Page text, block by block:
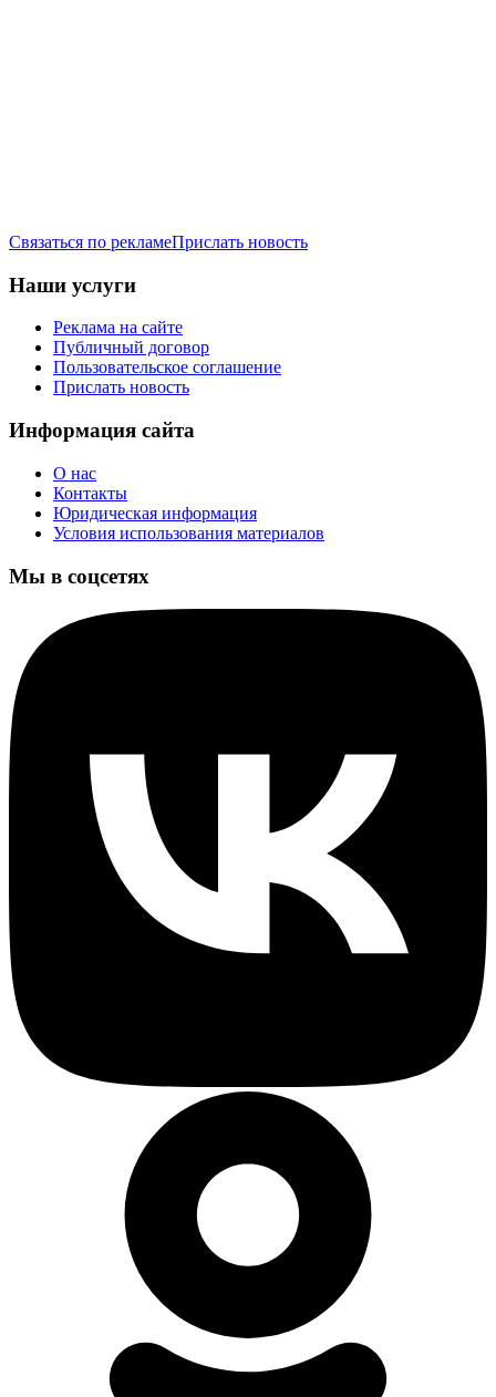
Связаться по рекламеПрислать новость
Наши услуги
Реклама на сайте
Публичный договор
Пользовательское соглашение
Прислать новость
Информация сайта
О нас
Контакты
Юридическая информация
Условия использования материалов
Мы в соцсетях